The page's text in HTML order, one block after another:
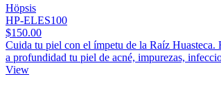
Höpsis
HP-ELES100
$150.00
Cuida tu piel con el ímpetu de la Raíz
a profundidad tu piel de acné, impurezas,
View